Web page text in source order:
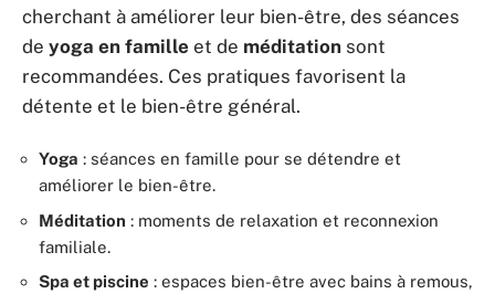
cherchant à améliorer leur bien-être, des séances
de yoga en famille et de méditation sont
recommandées. Ces pratiques favorisent la
détente et le bien-être général.
Yoga : séances en famille pour se détendre et
améliorer le bien-être.
Méditation : moments de relaxation et reconnexion
familiale.
Spa et piscine : espaces bien-être avec bains à remous,